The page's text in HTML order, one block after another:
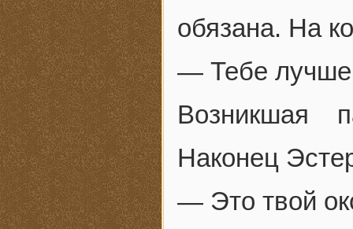
обязана. На
— Тебе лучше
Возникшая
Наконец
— Это твой